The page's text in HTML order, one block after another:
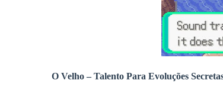
O Velho – Talento Para Evoluções